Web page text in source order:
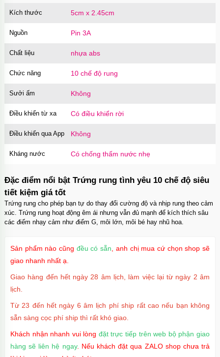
Kích thước 5cm x 2.45cm
Nguồn Pin 3A
Chất liệu nhựa abs
Chức năng 10 chế độ rung
Sưởi ấm Không
Điều khiển từ xa Có điều khiển rời
Điều khiển qua App Không
Kháng nước Có chống thấm nước nhẹ
Đặc điểm nổi bật Trứng rung tình yêu 10 chế độ siêu
tiết kiệm giá tốt
Trứng rung cho phép bạn tự do thay đổi cường độ và nhịp rung theo cảm
xúc. Trứng rung hoạt động êm ái nhưng vẫn đủ mạnh để kích thích sâu
các điểm nhạy cảm như điểm G, môi lớn, môi bé hay nhũ hoa.
Sản phẩm nào cũng đều có sẵn , anh chị mua cứ chọn shop sẽ
giao nhanh nhất ạ.
Giao hàng đến hết ngày 28 âm lịch, làm việc lại từ ngày 2 âm
lịch.
Từ 23 đến hết ngày 6 âm lịch phí ship rất cao nếu bạn không
sẵn sàng cọc phí ship thì rất khó giao.
Khách nhận nhanh vui lòng đặt trực tiếp trên web bộ phận giao
hàng sẽ liên hệ ngay. Nếu khách đặt qua ZALO shop chưa trả